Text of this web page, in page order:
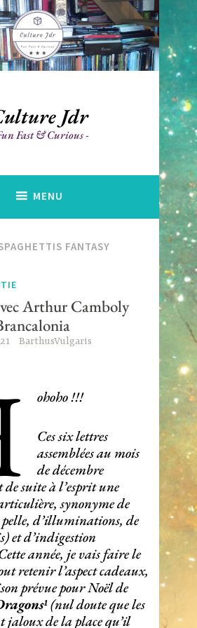
Jdr
Fast & Curious
MENU
FANTASY
Arthur Camboly
BarthusVulgaris
ohoho !!!
Ces six lettres
assemblées au mois
de décembre
suite à l’esprit une
synonyme de
d’illuminations, de
et d’indigestion
année, je vais faire le
retenir l’aspect cadeaux,
prévue pour Noël de
(nul doute que les
jaloux de la place qu’il